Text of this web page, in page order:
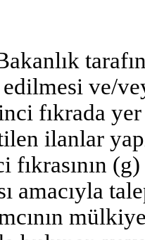
edilmesi ve/
fıkrada
ilanlar
amacıyla